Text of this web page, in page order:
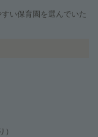
い保育園を選んでいた